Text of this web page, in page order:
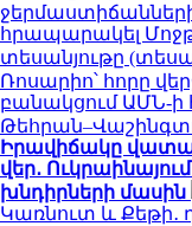
հրապարակել
տեսանյութը
Ռոսարիո՝ հորը
բանակցում ԱՄՆ-ի
Իրավիճակը
վեր․
խնդիրների մասին
Կառնուտ և